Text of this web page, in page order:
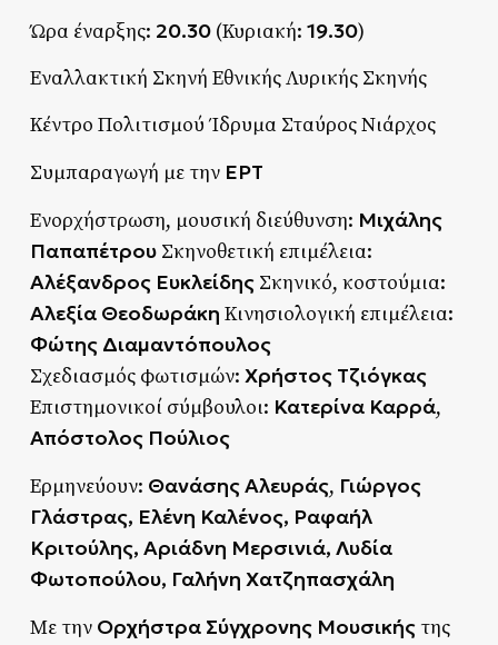
Ώρα έναρξης: 20.30(Κυριακή: 19.30)
Εναλλακτική Σκηνή Εθνικής Λυρικής Σκηνής
Κέντρο Πολιτισμού Ίδρυμα Σταύρος Νιάρχος
Συμπαραγωγή με τηνΕΡΤ
Ενορχήστρωση, μουσική διεύθυνση: Μιχάλης
ΠαπαπέτρουΣκηνοθετική επιμέλεια:
Αλέξανδρος ΕυκλείδηςΣκηνικό, κοστούμια:
Αλεξία Θεοδωράκη Κινησιολογική επιμέλεια:
Φώτης Διαμαντόπουλος
Σχεδιασμός φωτισμών: Χρήστος Τζιόγκας
Επιστημονικοί σύμβουλοι: Κατερίνα Καρρά,
Απόστολος Πούλιος
Ερμηνεύουν: Θανάσης Αλευράς, Γιώργος
Γλάστρας, Ελένη Καλένος, Ραφαήλ
Κριτούλης, Αριάδνη Μερσινιά, Λυδία
Φωτοπούλου, Γαλήνη Χατζηπασχάλη
Με τηνΟρχήστρα Σύγχρονης Μουσικήςτης